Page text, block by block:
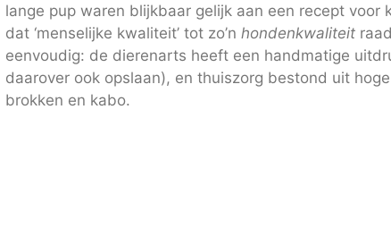
lange pup waren blijkbaar gelijk aan een recept voor
dat ‘menselijke kwaliteit’ tot zo’n hondenkwaliteit
eenvoudig: de dierenarts heeft een handmatige
daarover ook opslaan), en thuiszorg bestond uit
brokken en kabo.